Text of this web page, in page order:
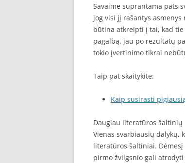
Savaime suprantama pats
jog visi jį rašantys
būtina atkreipti į tai, kad
pagalbą, jau po rezultatų
tokio įvertinimo tikrai
Taip pat skaitykite:
Kaip susirasti
Daugiau literatūros šaltinių
Vienas svarbiausių dalykų,
literatūros šaltiniai.
pirmo žvilgsnio gali